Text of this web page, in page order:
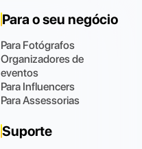
Para o seu negócio
Para Fotógrafos
Organizadores de
eventos
Para Influencers
Para Assessorias
Suporte